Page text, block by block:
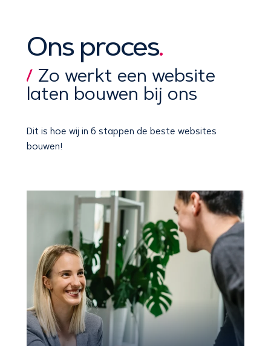
Ons proces.
Zo werkt een website
laten bouwen bij ons
Dit is hoe wij in 6 stappen de beste websites
bouwen!